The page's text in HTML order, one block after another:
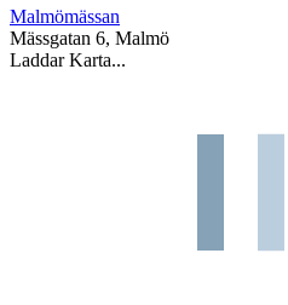
Malmömässan
Mässgatan 6, Malmö
Laddar Karta...